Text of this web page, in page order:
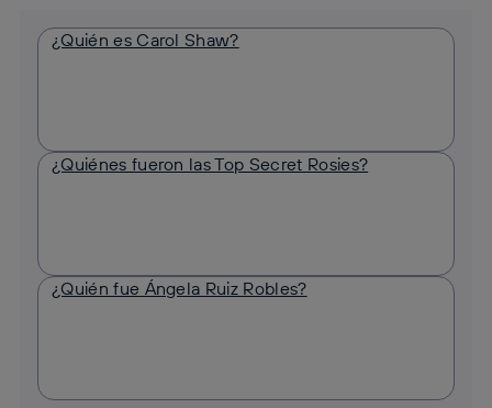
¿Quién es Carol Shaw?
¿Quiénes fueron las Top Secret Rosies?
¿Quién fue Ángela Ruiz Robles?